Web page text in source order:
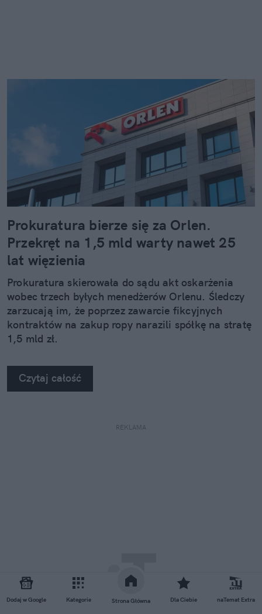
Dodaj w Google Kategorie Strona Główna Dla Ciebie naTemat Extra
Prokuratura bierze się za Orlen.
Przekręt na 1,5 mld warty nawet 25
lat więzienia
Prokuratura skierowała do sądu akt oskarżenia
wobec trzech byłych menedżerów Orlenu. Śledczy
zarzucają im, że poprzez zawarcie fikcyjnych
kontraktów na zakup ropy narazili spółkę na stratę
1,5 mld zł.
Czytaj całość
REKLAMA